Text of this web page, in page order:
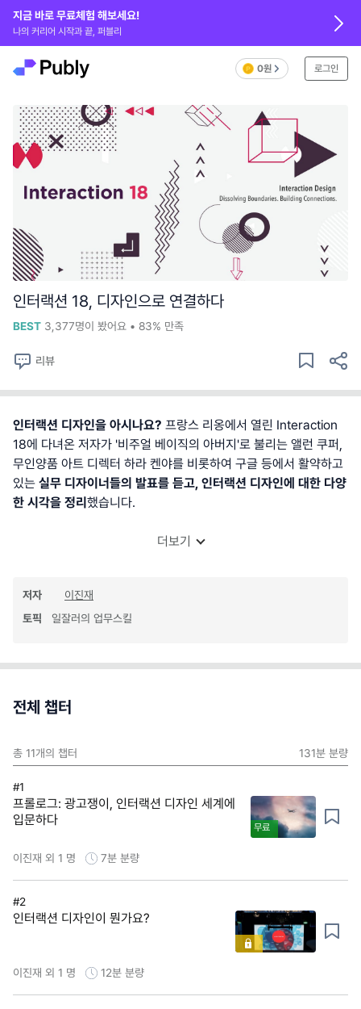
0원 로그인
지금 바로 무료체험 해보세요!
나의 커리어 시작과 끝, 퍼블리
인터랙션 18, 디자인으로 연결하다
BEST 3,377명이 봤어요 • 83% 만족
리뷰
인터랙션 디자인을 아시나요? 프랑스 리옹에서 열린 Interaction
18에 다녀온 저자가 '비주얼 베이직의 아버지'로 불리는 앨런 쿠퍼,
무인양품 아트 디렉터 하라 켄야를 비롯하여 구글 등에서 활약하고
있는 실무 디자이너들의 발표를 듣고, 인터랙션 디자인에 대한 다양
한 시각을 정리 했습니다.
더보기
저자
이진재
토픽
일잘러의 업무스킬
전체 챕터
총 11개의 챕터 131분 분량
#1
프롤로그: 광고쟁이, 인터랙션 디자인 세계에
입문하다
무료
이진재 외 1 명 7분 분량
#2
인터랙션 디자인이 뭔가요?
이진재 외 1 명 12분 분량